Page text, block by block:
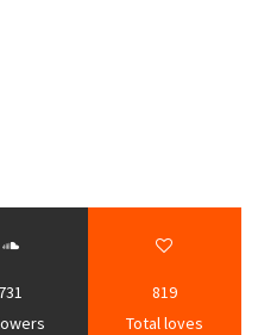
731
819
Total loves